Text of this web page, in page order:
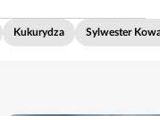
Kukurydza Sylwester